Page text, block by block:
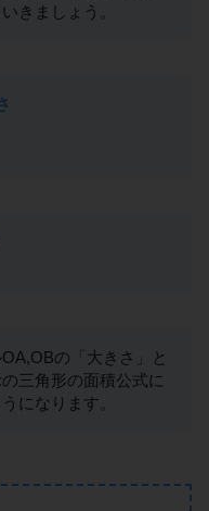
きましょう。
の「大きさ」と
三角形の面積公式に
になります。